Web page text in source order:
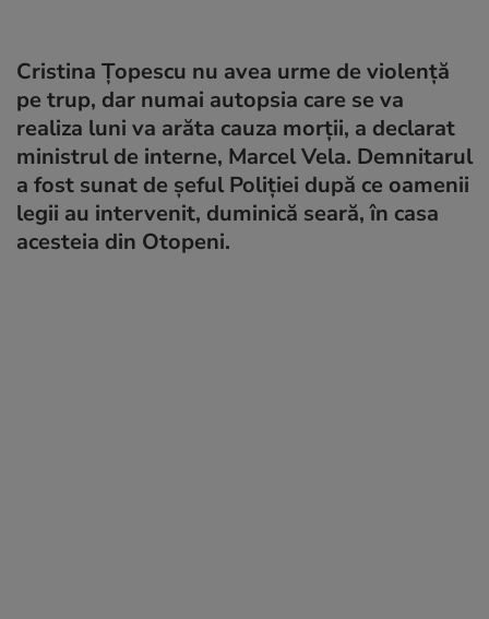
Cristina Țopescu nu avea urme de violență
pe trup, dar numai autopsia care se va
realiza luni va arăta cauza morții, a declarat
ministrul de interne, Marcel Vela. Demnitarul
a fost sunat de șeful Poliției după ce oamenii
legii au intervenit, duminică seară, în casa
acesteia din Otopeni.